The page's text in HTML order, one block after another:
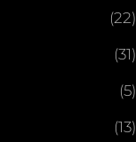
(22)
(31)
(5)
(13)